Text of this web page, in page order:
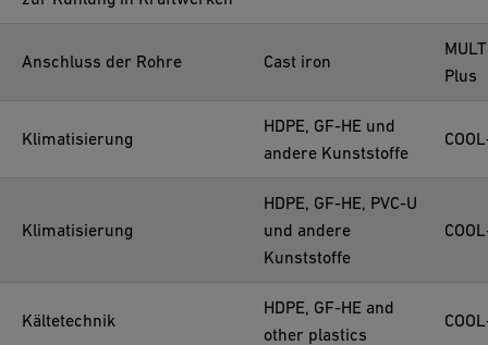
Anschluss der Rohre Cast iron
Plus
Klimatisierung
HDPE, GF-HE und
andere Kunststoffe
Klimatisierung
HDPE, GF-HE, PVC-U
und andere
Kunststoffe
Kältetechnik
HDPE, GF-HE and
other plastics